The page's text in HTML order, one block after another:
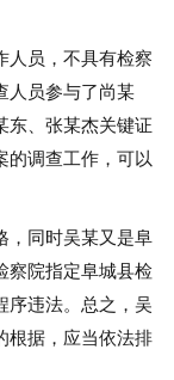
人员，不具有检察
人员参与了尚某
东、张某杰关键证
的调查工作，可以
，同时吴某又是阜
察院指定阜城县检
序违法。总之，吴
根据，应当依法排